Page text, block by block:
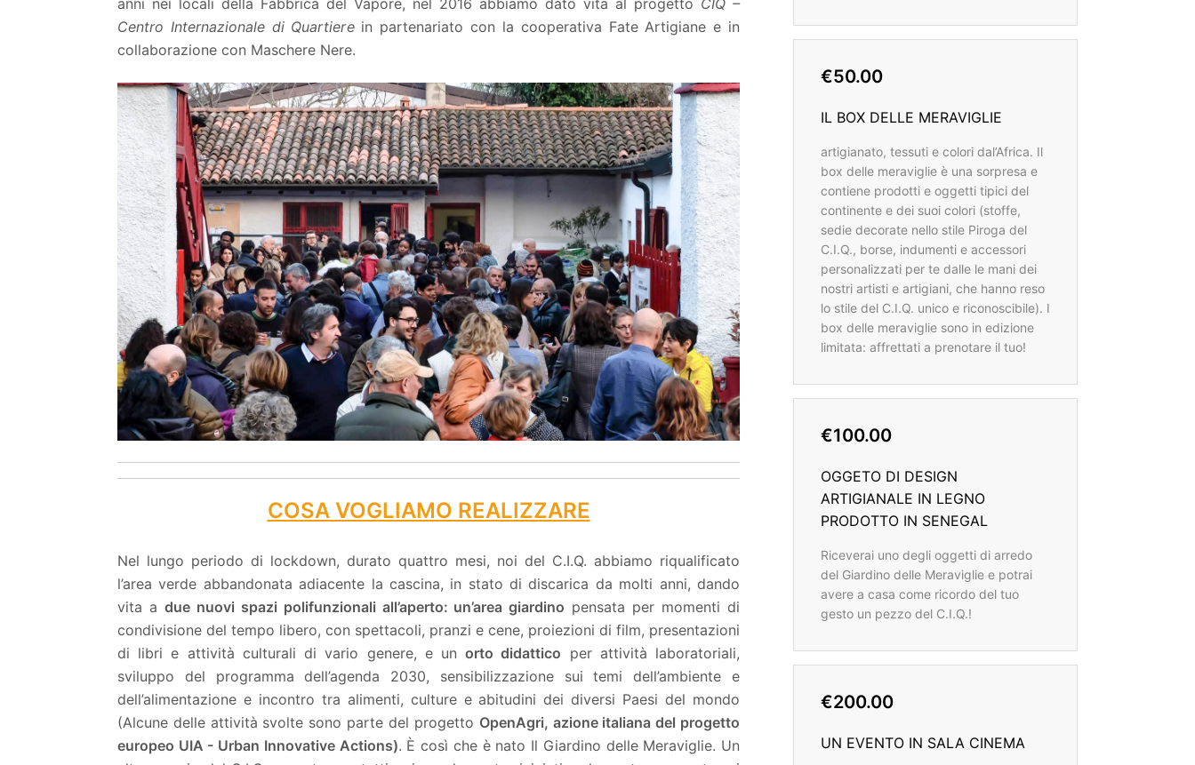
Centro Internazionale di Quartiere in partenariato con la cooperativa Fate Artigiane e in
collaborazione con Maschere Nere.
COSA VOGLIAMO REALIZZARE
Nel lungo periodo di lockdown, durato quattro mesi, noi del C.I.Q. abbiamo riqualificato
l’area verde abbandonata adiacente la cascina, in stato di discarica da molti anni, dando
vita a due nuovi spazi polifunzionali all’aperto: un’area giardino pensata per momenti di
condivisione del tempo libero, con spettacoli, pranzi e cene, proiezioni di film, presentazioni
di libri e attività culturali di vario genere, e unorto didattico per attività laboratoriali,
sviluppo del programma dell’agenda 2030, sensibilizzazione sui temi dell’ambiente e
dell’alimentazione e incontro tra alimenti, culture e abitudini dei diversi Paesi del mondo
(Alcune delle attività svolte sono parte del progetto OpenAgri, azione italiana del progetto
europeo UIA - Urban Innovative Actions). È così che è nato Il Giardino delle Meraviglie. Un
€50.00
IL BOX DELLE MERAVIGLIE
artigianato, tessuti e colori dal’Africa. Il
box delle meraviglie è una sorpresa e
contiene prodotti e oggetti tipici del
continente e dei suoi colori (stoffe,
sedie decorate nello stile Piroga del
C.I.Q., borse, indumenti e accessori
personalizzati per te dalle le mani dei
nostri artisti e artigiani, che hanno reso
lo stile del C.I.Q. unico e riconoscibile). I
box delle meraviglie sono in edizione
limitata: affrettati a prenotare il tuo!
€100.00
OGGETO DI DESIGN
ARTIGIANALE IN LEGNO
PRODOTTO IN SENEGAL
Riceverai uno degli oggetti di arredo
del Giardino delle Meraviglie e potrai
avere a casa come ricordo del tuo
gesto un pezzo del C.I.Q.!
€200.00
UN EVENTO IN SALA CINEMA